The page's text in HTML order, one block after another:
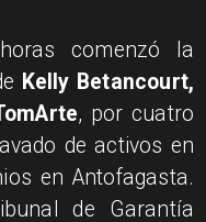
comenzó la
Kelly Betancourt,
, por cuatro
de activos en
en Antofagasta.
de Garantía